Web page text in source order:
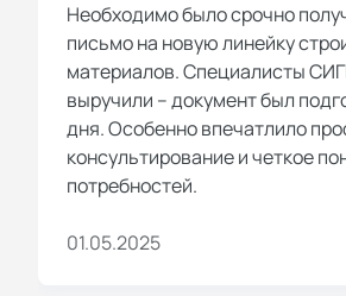
Необходимо было срочно
письмо на новую линейку
материалов. Специалисты
выручили – документ был
дня. Особенно впечатлило
консультирование и четкое
потребностей.
01.05.2025